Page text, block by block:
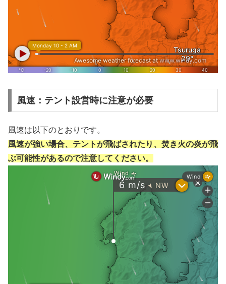
風速：テント設営時に注意が必要
風速は以下のとおりです。
風速が強い場合、テントが飛ばされたり、焚き火の炎が飛
ぶ可能性があるので注意してください。